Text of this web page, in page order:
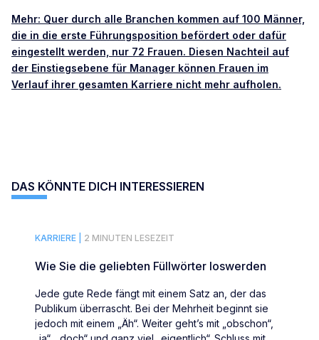
Mehr: Quer durch alle Branchen kommen auf 100 Männer,
die in die erste Führungsposition befördert oder dafür
eingestellt werden, nur 72 Frauen. Diesen Nachteil auf
der Einstiegsebene für Manager können Frauen im
Verlauf ihrer gesamten Karriere nicht mehr aufholen.
DAS KÖNNTE DICH INTERESSIEREN
KARRIERE | 2 MINUTEN LESEZEIT
Wie Sie die geliebten Füllwörter loswerden
Jede gute Rede fängt mit einem Satz an, der das
Publikum überrascht. Bei der Mehrheit beginnt sie
jedoch mit einem „Äh“. Weiter geht’s mit „obschon“,